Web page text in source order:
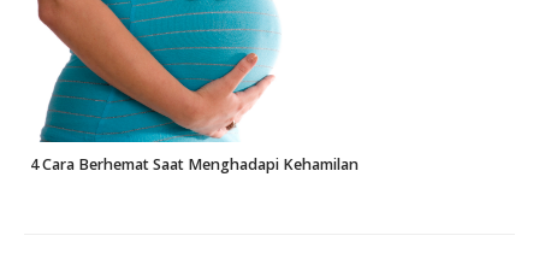
4 Cara Berhemat Saat Menghadapi Kehamilan